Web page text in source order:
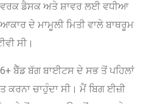
ਡੈਸਕ ਅਤੇ ਸ਼ਾਵਰ ਲਈ ਵਧੀਆ
ਦੇ ਮਾਮੂਲੀ ਮਿਤੀ ਵਾਲੇ ਬਾਥਰੂਮ
ਸੀ।
ਬੈੱਡ ਬੱਗ ਬਾਈਟਸ ਦੇ ਸਭ ਤੋਂ ਪਹਿਲਾਂ
ਚਾਹੁੰਦਾ ਸੀ। ਮੈਂ ਬਿਗ ਈਜ਼ੀ